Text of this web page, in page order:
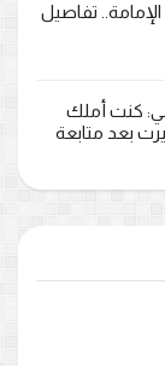
تفاصيل
كنت أملك
بعد متابعة